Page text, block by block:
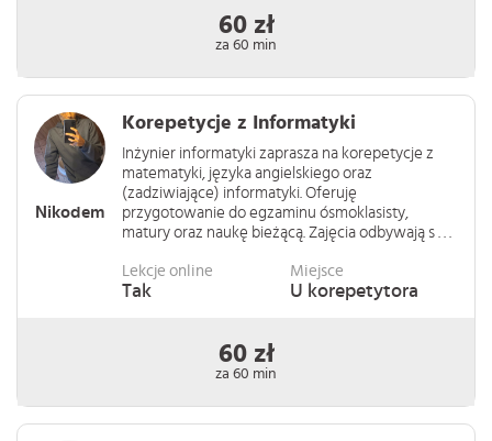
60 zł
za 60 min
Nikodem
Korepetycje z Informatyki
Inżynier informatyki zaprasza na korepetycje z
matematyki, języka angielskiego oraz
(zadziwiające) informatyki. Oferuję
przygotowanie do egzaminu ósmoklasisty,
matury oraz naukę bieżącą. Zajęcia odbywają s . . .
Lekcje online
Tak
Miejsce
U korepetytora
60 zł
za 60 min